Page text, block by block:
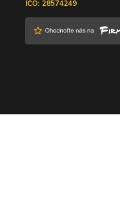
IČO: 28574249